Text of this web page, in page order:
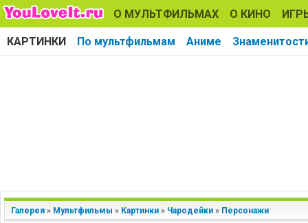
О МУЛЬТФИЛЬМАХ О КИНО
КАРТИНКИ По мультфильмам Аниме
Галерея » Мультфильмы » Картинки » Чародейки » Персонажи